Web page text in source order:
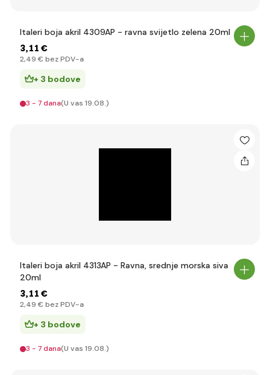
Italeri boja akril 4309AP - ravna svijetlo zelena 20ml
3,11 €
2,49 € bez PDV-a
+ 3 bodove
3 - 7 dana(U vas 19.08.)
Italeri boja akril 4313AP - Ravna, srednje morska siva
20ml
3,11 €
2,49 € bez PDV-a
+ 3 bodove
3 - 7 dana(U vas 19.08.)